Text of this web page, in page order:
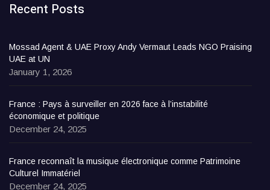
Recent Posts
Mossad Agent & UAE Proxy Andy Vermaut Leads NGO Praising
UAE at UN
January 1, 2026
France : Pays à surveiller en 2026 face à l’instabilité
économique et politique
December 24, 2025
France reconnaît la musique électronique comme Patrimoine
Culturel Immatériel
December 24, 2025